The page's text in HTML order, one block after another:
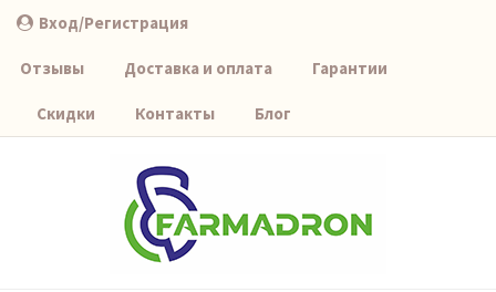
Вход/Регистрация
Отзывы Доставка и оплата Гарантии
Скидки Контакты Блог